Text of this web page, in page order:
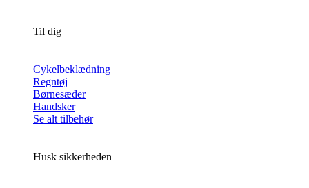
Til dig
Cykelbeklædning
Regntøj
Børnesæder
Handsker
Se alt tilbehør
Husk sikkerheden